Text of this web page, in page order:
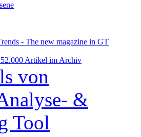
- The new magazine in GT
Artikel im Archiv